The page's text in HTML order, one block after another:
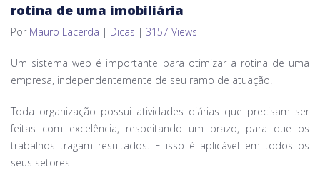
rotina de uma imobiliária
Por Mauro Lacerda | Dicas | 3157 Views
Um sistema web é importante para otimizar a rotina de uma
empresa, independentemente de seu ramo de atuação.
Toda organização possui atividades diárias que precisam ser
feitas com excelência, respeitando um prazo, para que os
trabalhos tragam resultados. E isso é aplicável em todos os
seus setores.